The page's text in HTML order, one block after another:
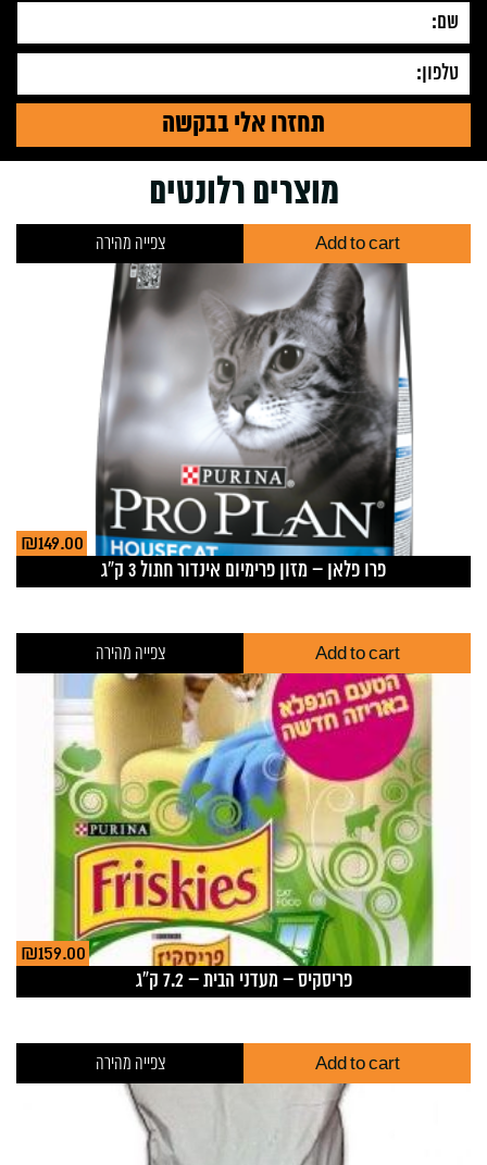
מוצרים רלונטים
פרו פלאן – מזון פרימיום אינדור חתול 3 ק”ג
₪149.00
Add to cart צפייה מהירה
פריסקיס – מעדני הבית – 7.2 ק”ג
₪159.00
Add to cart צפייה מהירה
Add to cart צפייה מהירה